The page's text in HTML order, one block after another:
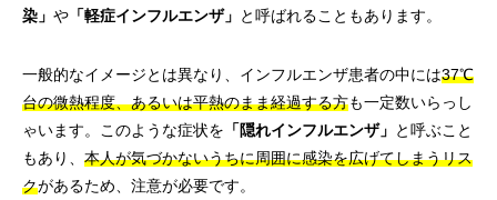
染」 や 「軽症インフルエンザ」 と呼ばれることもあります。
一般的なイメージとは異なり、インフルエンザ患者の中には37℃
台の微熱程度、あるいは平熱のまま経過する方も一定数いらっし
ゃいます。このような症状を 「隠れインフルエンザ」 と呼ぶこと
もあり、 本人が気づかないうちに周囲に感染を広げてしまうリス
クがあるため、注意が必要です。